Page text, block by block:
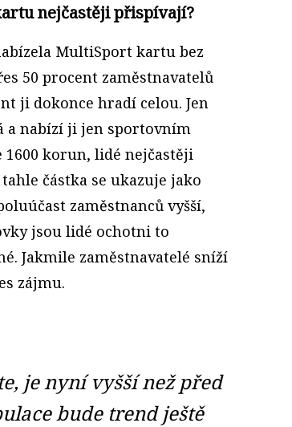
nejčastěji přispívají?
MultiSport kartu bez
50 procent zaměstnavatelů
ji dokonce hradí celou. Jen
a nabízí ji jen sportovním
1600 korun, lidé nejčastěji
částka se ukazuje jako
zaměstnanců vyšší,
jsou lidé ochotni to
Jakmile zaměstnavatelé sníží
zájmu.
je nyní vyšší než před
bude trend ještě